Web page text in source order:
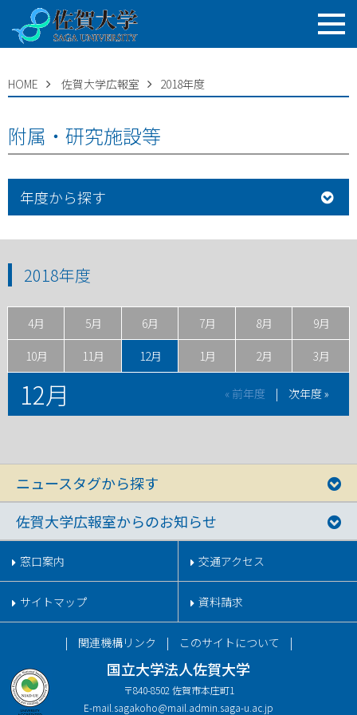
HOME 佐賀大学広報室 2018年度
附属・研究施設等
年度から探す
2018年度
4月 5月 6月 7月 8月 9月
10月 11月 12月 1月 2月 3月
12月 « 前年度 | 次年度 »
ニュースタグから探す
佐賀大学広報室からのお知らせ
窓口案内 交通アクセス
サイトマップ 資料請求
国立大学法人佐賀大学
〒840-8502 佐賀市本庄町1
E-mail. sagakoho@mail.admin.saga-u.ac.jp
関連機構リンク このサイトについて